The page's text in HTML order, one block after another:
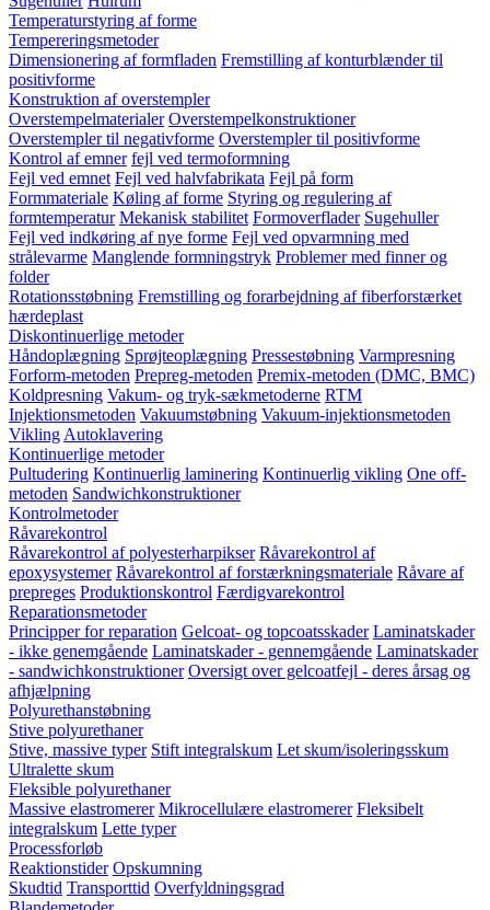
Temperaturstyring af forme
Tempereringsmetoder
Dimensionering af formfladen Fremstilling af konturblænder til
positivforme
Konstruktion af overstempler
Overstempelmaterialer Overstempelkonstruktioner
Overstempler til negativforme Overstempler til positivforme
Kontrol af emner fejl ved termoformning
Fejl ved emnet Fejl ved halvfabrikata Fejl på form
Formmateriale Køling af forme Styring og regulering af
formtemperatur Mekanisk stabilitet Formoverflader Sugehuller
Fejl ved indkøring af nye forme Fejl ved opvarmning med
strålevarme Manglende formningstryk Problemer med finner og
folder
Rotationsstøbning Fremstilling og forarbejdning af fiberforstærket
hærdeplast
Diskontinuerlige metoder
Håndoplægning Sprøjteoplægning Pressestøbning Varmpresning
Forform-metoden Prepreg-metoden Premix-metoden (DMC, BMC)
Koldpresning Vakum- og tryk-sækmetoderne RTM
Injektionsmetoden Vakuumstøbning Vakuum-injektionsmetoden
Vikling Autoklavering
Kontinuerlige metoder
Pultudering Kontinuerlig laminering Kontinuerlig vikling One off-
metoden Sandwichkonstruktioner
Kontrolmetoder
Råvarekontrol
Råvarekontrol af polyesterharpikser Råvarekontrol af
epoxysystemer Råvarekontrol af forstærkningsmateriale Råvare af
prepreges Produktionskontrol Færdigvarekontrol
Reparationsmetoder
Principper for reparation Gelcoat- og topcoatsskader Laminatskader
- ikke genemgående Laminatskader - gennemgående Laminatskader
- sandwichkonstruktioner Oversigt over gelcoatfejl - deres årsag og
afhjælpning
Polyurethanstøbning
Stive polyurethaner
Stive, massive typer Stift integralskum Let skum/isoleringsskum
Ultralette skum
Fleksible polyurethaner
Massive elastromerer Mikrocellulære elastromerer Fleksibelt
integralskum Lette typer
Processforløb
Reaktionstider Opskumning
Skudtid Transporttid Overfyldningsgrad